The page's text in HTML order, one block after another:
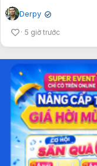
Derpy ✔
5 giờ trước